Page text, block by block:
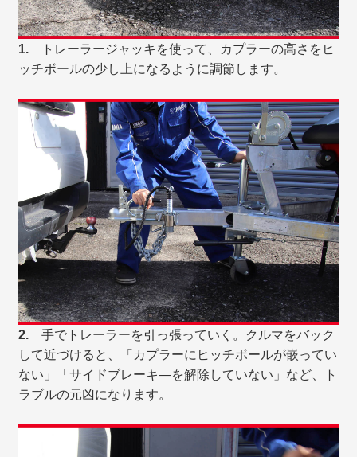
1. トレーラージャッキを使って、カプラーの高さをヒ
ッチボールの少し上になるように調節します。
2. 手でトレーラーを引っ張っていく。クルマをバック
して近づけると、「カプラーにヒッチボールが嵌ってい
ない」「サイドブレーキ―を解除していない」など、ト
ラブルの元凶になります。